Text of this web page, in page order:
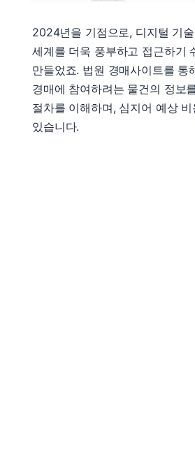
2024년을 기점으로, 디지털 기
세계를 더욱 풍부하고 접근하기
만들었죠. 법원 경매사이트를 통
경매에 참여하려는 물건의 정보
절차를 이해하며, 심지어 예상
있습니다.